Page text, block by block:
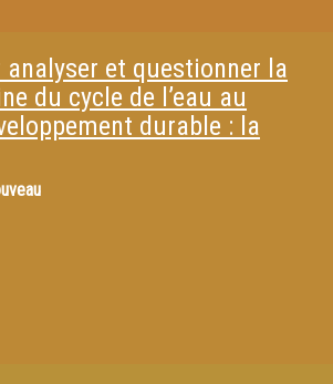
et questionner la
du cycle de l’eau au
durable : la